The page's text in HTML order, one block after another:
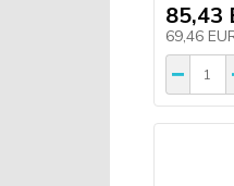
85,43
69,46